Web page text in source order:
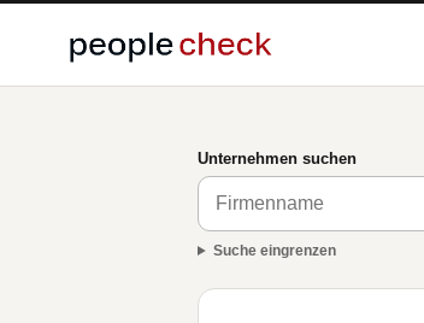
Unternehmen suchen
Suche eingrenzen